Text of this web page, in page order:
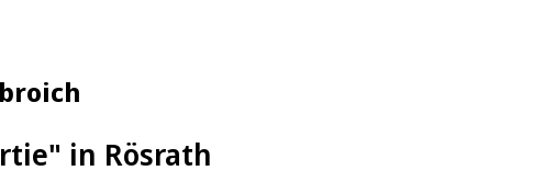
in Rösrath